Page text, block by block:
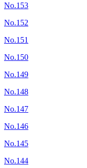
No.153
No.152
No.151
No.150
No.149
No.148
No.147
No.146
No.145
No.144